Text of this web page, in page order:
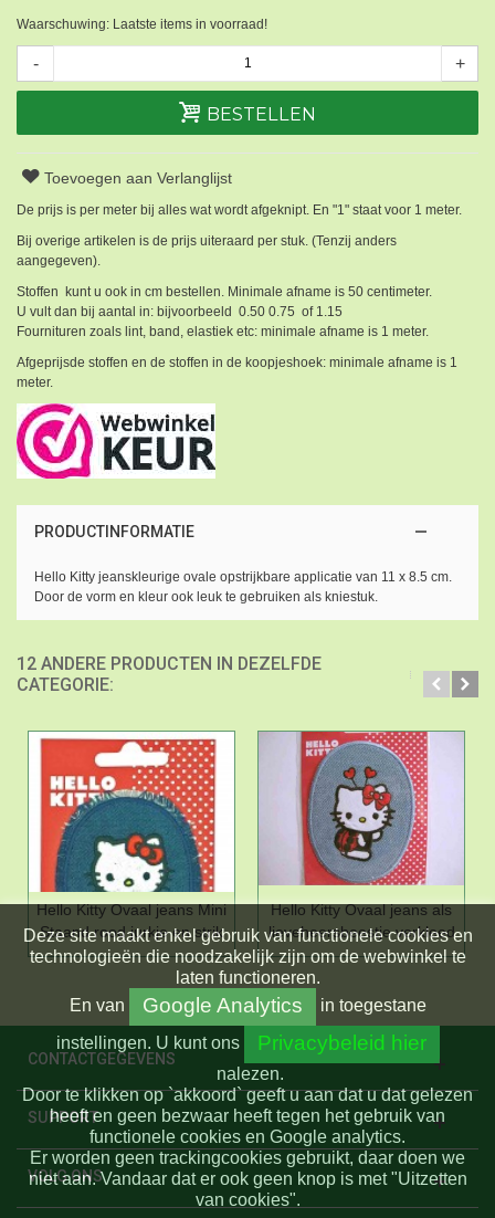
Waarschuwing: Laatste items in voorraad!
- +
BESTELLEN
Toevoegen aan Verlanglijst
De prijs is per meter bij alles wat wordt afgeknipt. En "1" staat voor 1 meter.
Bij overige artikelen is de prijs uiteraard per stuk. (Tenzij anders
aangegeven).
Stoffen kunt u ook in cm bestellen. Minimale afname is 50 centimeter.
U vult dan bij aantal in: bijvoorbeeld 0.50 0.75 of 1.15
Fournituren zoals lint, band, elastiek etc: minimale afname is 1 meter.
Afgeprijsde stoffen en de stoffen in de koopjeshoek: minimale afname is 1
meter.
PRODUCTINFORMATIE
Hello Kitty jeanskleurige ovale opstrijkbare applicatie van 11 x 8.5 cm.
Door de vorm en kleur ook leuk te gebruiken als kniestuk.
12 ANDERE PRODUCTEN IN DEZELFDE
CATEGORIE:
Hello Kitty Ovaal jeans Mini
Staand rood jurkje en strik
Hello Kitty Ovaal jeans als
lieveheersbeestje verkleed
CONTACTGEGEVENS
SUPPORT
VOLG ONS
Deze site maakt enkel gebruik van functionele cookies en
technologieën die noodzakelijk zijn om de webwinkel te
laten functioneren.
En van Google Analytics
in toegestane
instellingen. U kunt ons Privacybeleid hier
nalezen.
Door te klikken op `akkoord` geeft u aan dat u dat gelezen
heeft en geen bezwaar heeft tegen het gebruik van
functionele cookies en Google analytics.
Er worden geen trackingcookies gebruikt, daar doen we
niet aan. Vandaar dat er ook geen knop is met "Uitzetten
van cookies".